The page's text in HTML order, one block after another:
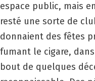
espace public, mais
resté une sorte de
donnaient des fêtes
fumant le cigare,
bout de quelques